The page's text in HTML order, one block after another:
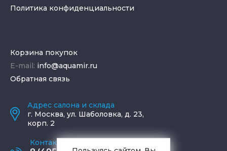
Политика конфиденциальности
Корзина покупок
E-mail: info@aquamir.ru
Обратная связь
Адрес салона и склада
г. Москва, ул. Шаболовка, д. 23,
корп. 2
Контактные телефоны